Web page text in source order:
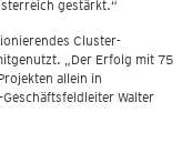
gestärkt.“
Cluster-
„Der Erfolg mit 75
allein in
Walter